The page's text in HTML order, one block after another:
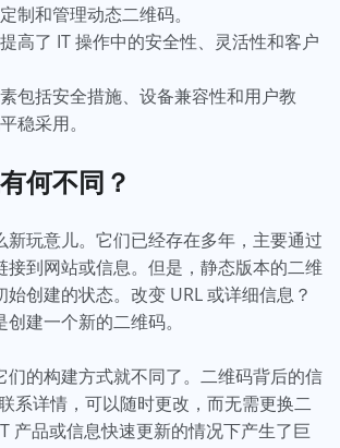
制和管理动态二维码。
高了 IT 操作中的安全性、灵活性和客户
包括安全措施、设备兼容性和用户教
稳采用。
何不同？
新玩意儿。它们已经存在多年，主要通过
接到网站或信息。但是，静态版本的二维
创建的状态。改变 URL 或详细信息？
建一个新的二维码。
们的构建方式就不同了。二维码背后的信
系详情，可以随时更改，而无需更换二
产品或信息快速更新的情况下产生了巨